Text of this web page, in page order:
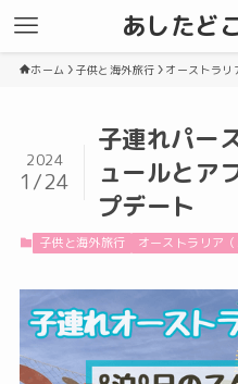
あしたど
ホーム 子供と海外旅行 オーストラリ
子連れパー
ュールとア
プデート
2024
1/24
子供と海外旅行 オーストラリア（